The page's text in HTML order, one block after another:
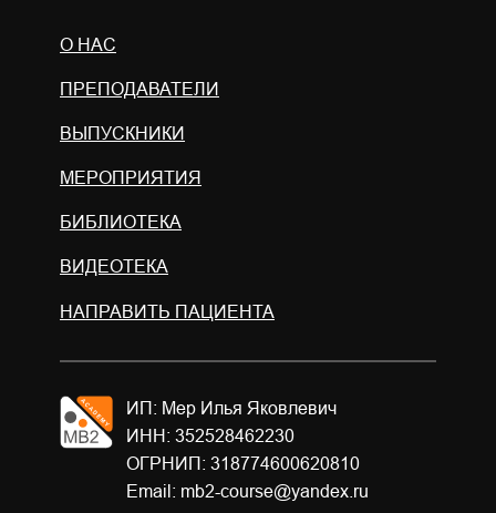
О НАС
ПРЕПОДАВАТЕЛИ
МЕРОПРИЯТИЯ
ВИДЕОТЕКА
БИБЛИОТЕКА
НАПРАВИТЬ ПАЦИЕНТА
ИП: Мер Илья Яковлевич
ИНН: 352528462230
ОГРНИП: 318774600620810
Email: mb2-course@yandex.ru
ВЫПУСКНИКИ